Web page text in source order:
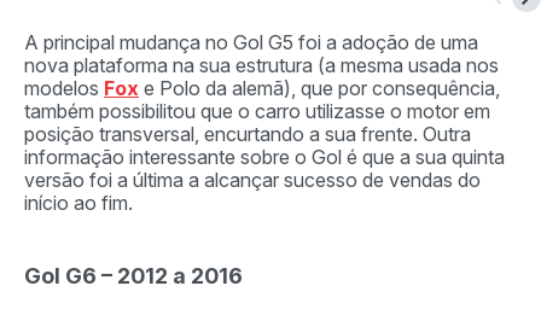
A principal mudança no Gol G5 foi a adoção de uma
nova plataforma na sua estrutura (a mesma usada nos
modelos Fox e Polo da alemã), que por consequência,
também possibilitou que o carro utilizasse o motor em
posição transversal, encurtando a sua frente. Outra
informação interessante sobre o Gol é que a sua quinta
versão foi a última a alcançar sucesso de vendas do
início ao fim.
Gol G6 – 2012 a 2016